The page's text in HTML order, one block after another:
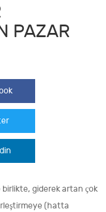
PAZAR
giderek artan çok
(hatta